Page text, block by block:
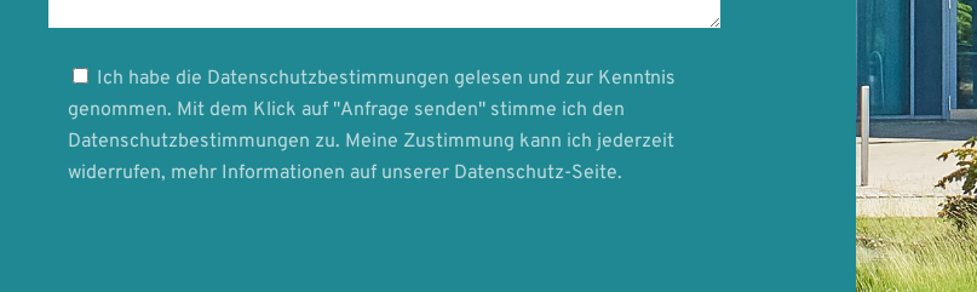
Ich habe die Datenschutzbestimmungen gelesen und zur Kenntnis
genommen. Mit dem Klick auf "Anfrage senden" stimme ich den
Datenschutzbestimmungen zu. Meine Zustimmung kann ich jederzeit
widerrufen, mehr Informationen auf unserer Datenschutz-Seite.